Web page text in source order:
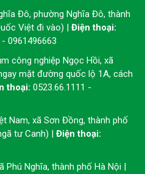
Đô, phường Nghĩa Đô, thành
Việt đi vào) | Điện thoại:
0961496663
công nghiệp Ngọc Hồi, xã
mặt đường quốc lộ 1A, cách
thoại: 0523.66.1111 -
Nam, xã Sơn Đồng, thành phố
tư Canh) | Điện thoại:
Phú Nghĩa, thành phố Hà Nội |